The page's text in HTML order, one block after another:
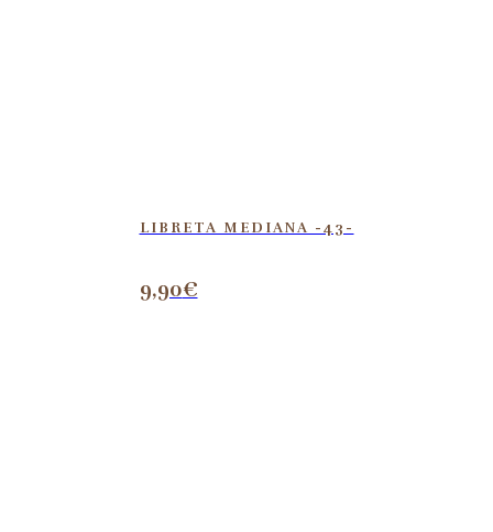
LIBRETA MEDIANA -43-
9,90€